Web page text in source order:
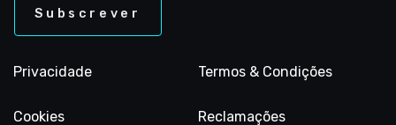
Privacidade Termos & Condições
Cookies Reclamações